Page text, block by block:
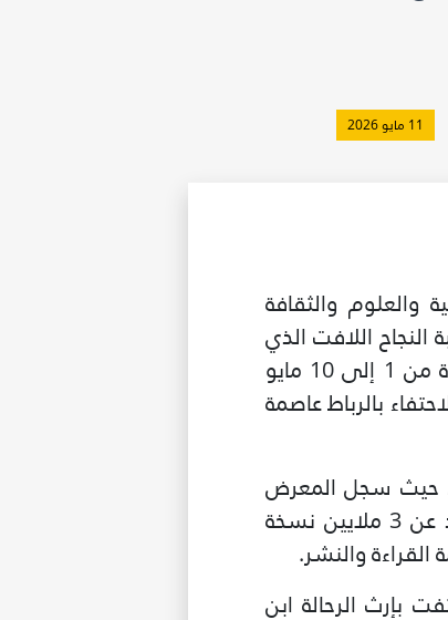
11 مايو 2026
والعلوم والثقافة
النجاح اللافت الذي
حققته الدورة الـ 31 من المعرض الدولي للنشر والكتاب بالرباط، التي عقدت خلال الفترة من 1 إلى 10 مايو
بالرباط عاصمة
حيث سجل المعرض
مشاركة قياسية بلغت 61 دولة و891 عارضًا، مع عرض أكثر من 130 ألف عنوان وما يزيد عن 3 ملايين نسخة
والنشر.
بإرث الرحالة ابن